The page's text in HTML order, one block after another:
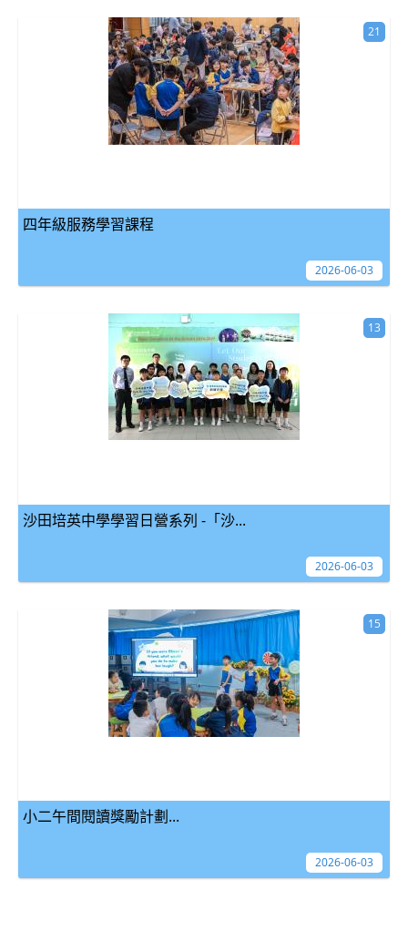
四年級服務學習課程
21
2026-06-03
沙田培英中學學習日營系列 -「沙...
13
2026-06-03
小二午間閱讀獎勵計劃...
15
2026-06-03